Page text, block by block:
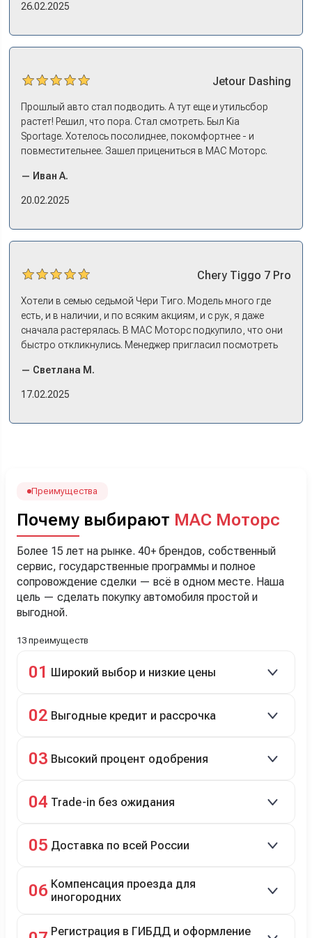
26.02.2025
Jetour Dashing
Прошлый авто стал подводить. А тут еще и утильсбор
растет! Решил, что пора. Стал смотреть. Был Kia
Sportage. Хотелось посолиднее, покомфортнее - и
повместительнее. Зашел прицениться в МАС Моторс.
и прям мое! Даже не скажешь, что «китаец». Прям не
вылезая из него и порешали. Спортэйдж в трейд-ин
— Иван А.
20.02.2025
Chery Tiggo 7 Pro
Хотели в семью седьмой Чери Тиго. Модель много где
есть, и в наличии, и по всяким акциям, и с рук, я даже
сначала растерялась. В МАС Моторс подкупило, что они
быстро откликнулись. Менеджер пригласил посмотреть
примериться. Нам тут недалеко, пришли в салон - и в тот
же день купили машину! Неожиданно, но довольны! Все
менеджеру Сергею, профессионал своего дела!
— Светлана М.
17.02.2025
Преимущества
Почему выбирают МАС Моторс
Более 15 лет на рынке. 40+ брендов, собственный
сервис, государственные программы и полное
сопровождение сделки — всё в одном месте. Наша
цель — сделать покупку автомобиля простой и
выгодной.
13 преимуществ
01 Широкий выбор и низкие цены
подержанные авто.
02 Выгодные кредит и рассрочка
рассрочка 0% на 2 года при первом взносе 35–50%.
03 Высокий процент одобрения
04 Trade-in без ожидания
05 Доставка по всей России
06 Компенсация проезда для
иногородних
Регистрация в ГИБДД и оформление